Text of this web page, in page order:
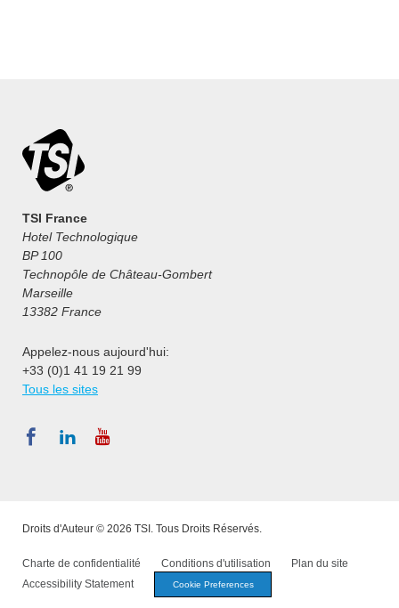
TSI France
Hotel Technologique
BP 100
Technopôle de Château-Gombert
Marseille
13382 France
Appelez-nous aujourd'hui:
+33 (0)1 41 19 21 99
Tous les sites
Droits d'Auteur © 2026 TSI. Tous Droits Réservés.
Charte de confidentialité Conditions d'utilisation
Plan du site
Accessibility Statement
Cookie Preferences